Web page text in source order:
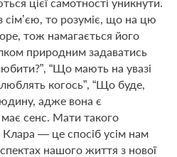
то розуміє, що на цю
тож намагається його
природним задаватись
“Що мають на увазі
когось”, “Що буде,
адже вона є
сенс. Мати такого
Клара — це спосіб усім нам
нашого життя з нової